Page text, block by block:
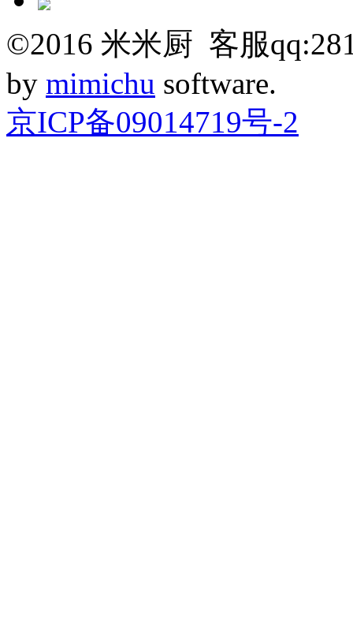
©2016 米米厨 客服
by mimichu software.
京ICP备09014719号-2